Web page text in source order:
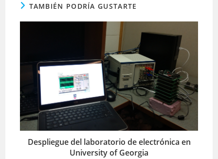
TAMBIÉN PODRÍA GUSTARTE
Despliegue del laboratorio de electrónica en
University of Georgia